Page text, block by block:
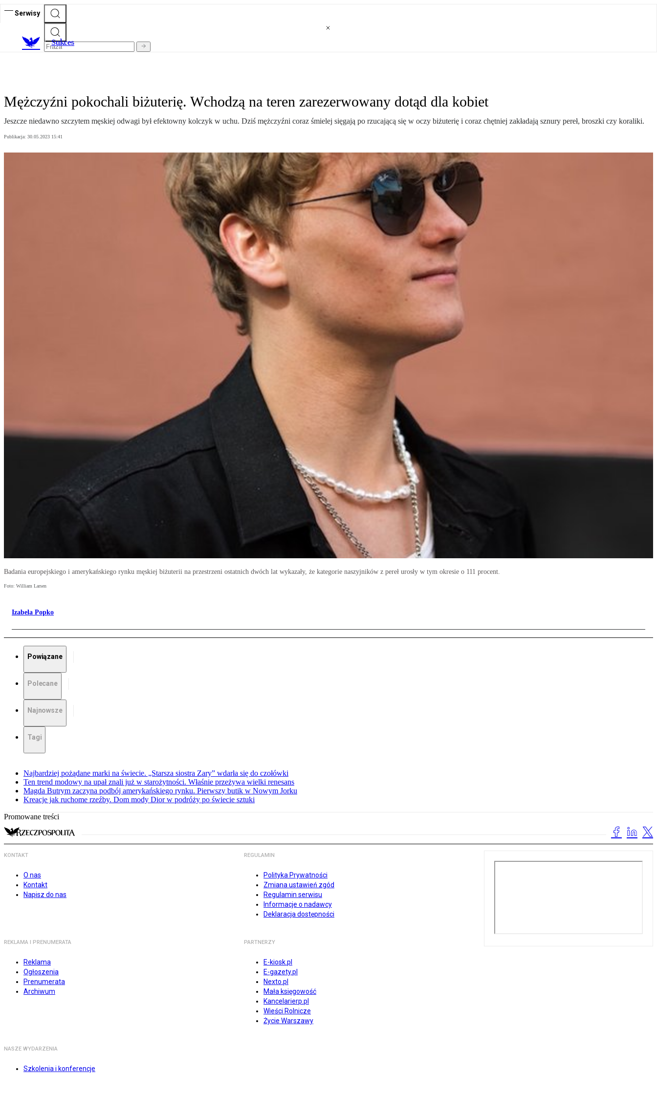
Serwisy
Sukces
Mężczyźni pokochali biżuterię. Wchodzą na teren zarezerwowany dotąd dla kobiet
Jeszcze niedawno szczytem męskiej odwagi był efektowny kolczyk w uchu. Dziś mężczyźni coraz śmielej sięgają po rzucającą się w oczy biżuterię i coraz chętniej zakładają sznury pereł, broszki czy koraliki.
Publikacja: 30.05.2023 15:41
Badania europejskiego i amerykańskiego rynku męskiej biżuterii na przestrzeni ostatnich dwóch lat wykazały, że kategorie naszyjników z pereł urosły w tym okresie o 111 procent.
Foto: William Larsen
Izabela Popko
Powiązane
Polecane
Najnowsze
Tagi
Najbardziej pożądane marki na świecie. „Starsza siostra Zary” wdarła się do czołówki
Ten trend modowy na upał znali już w starożytności. Właśnie przeżywa wielki renesans
Magda Butrym zaczyna podbój amerykańskiego rynku. Pierwszy butik w Nowym Jorku
Kreacje jak ruchome rzeźby. Dom mody Dior w podróży po świecie sztuki
Promowane treści
KONTAKT
O nas
Kontakt
Napisz do nas
REGULAMIN
Polityka Prywatności
Zmiana ustawień zgód
Regulamin serwisu
Informacje o nadawcy
Deklaracja dostępności
REKLAMA I PRENUMERATA
Reklama
Ogłoszenia
Prenumerata
Archiwum
PARTNERZY
E-kiosk.pl
E-gazety.pl
Nexto.pl
Mała księgowość
Kancelarierp.pl
Wieści Rolnicze
Życie Warszawy
NASZE WYDARZENIA
Szkolenia i konferencje